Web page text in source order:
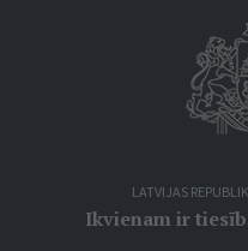
LATVIJAS
Ikvienam ir